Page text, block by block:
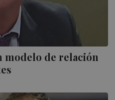
modelo de relación